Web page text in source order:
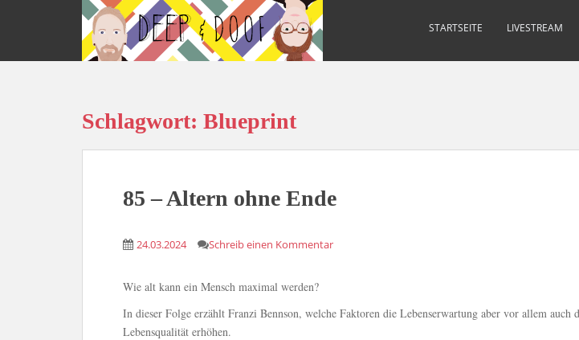
p
STARTSEITE LIVESTREAM
Schlagwort: Blueprint
85 – Altern ohne Ende
24.03.2024 Schreib einen Kommentar
Wie alt kann ein Mensch maximal werden?
In dieser Folge erzählt Franzi Bennson, welche Faktoren die Lebenserwartung aber vor allem auch
Lebensqualität erhöhen.